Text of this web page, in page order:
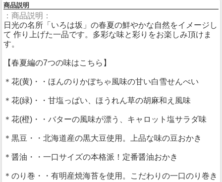
商品説明
：商品説明：
日光の名所「いろは坂」の春夏の鮮やかな自然をイメージし
て 作り上げた一品です。多彩な味と彩りをお楽しみ頂けま
す。
【春夏編の7つの味はこちら】
＊花(黄)・・ほんのりかぼちゃ風味の甘い白雪せんべい
＊花(緑)・・甘塩っぱい、ほうれん草の胡麻和え風味
＊花(橙)・・バターの風味が漂う、キャロット塩サラダ味
＊黒豆・・北海道産の黒大豆使用。上品な味の豆おかき
＊醤油・・一口サイズの本格派！定番醤油おかき
＊のり巻・・有明産焼海苔を使用。こだわりの一口のり巻き